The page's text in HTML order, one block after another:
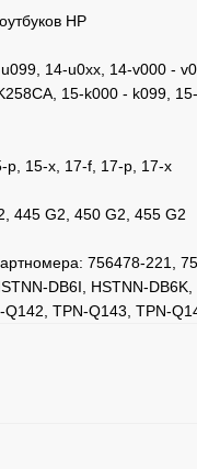
HP
14-u0xx, 14-v000 -
15-k000 - k099,
p, 15-x, 17-f, 17-p, 17-x
445 G2, 450 G2, 455 G2
756478-221,
DB6I, HSTNN-
Q142, TPN-Q143, TPN-